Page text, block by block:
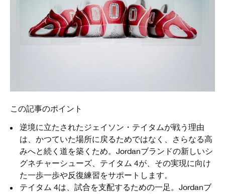
この記事のポイント
逆境に立たされたジェイソン・テイタムが戦う理由
は、かつていた場所に戻るためではなく、さらなる高
みへと続く道を築くため。Jordanブランドの新しいシ
グネチャーシューズ、テイタム 4が、その実現に向け
た一歩一歩や反復練習をサポートします。
テイタム 4は、試合を支配するための一足。Jordanブ